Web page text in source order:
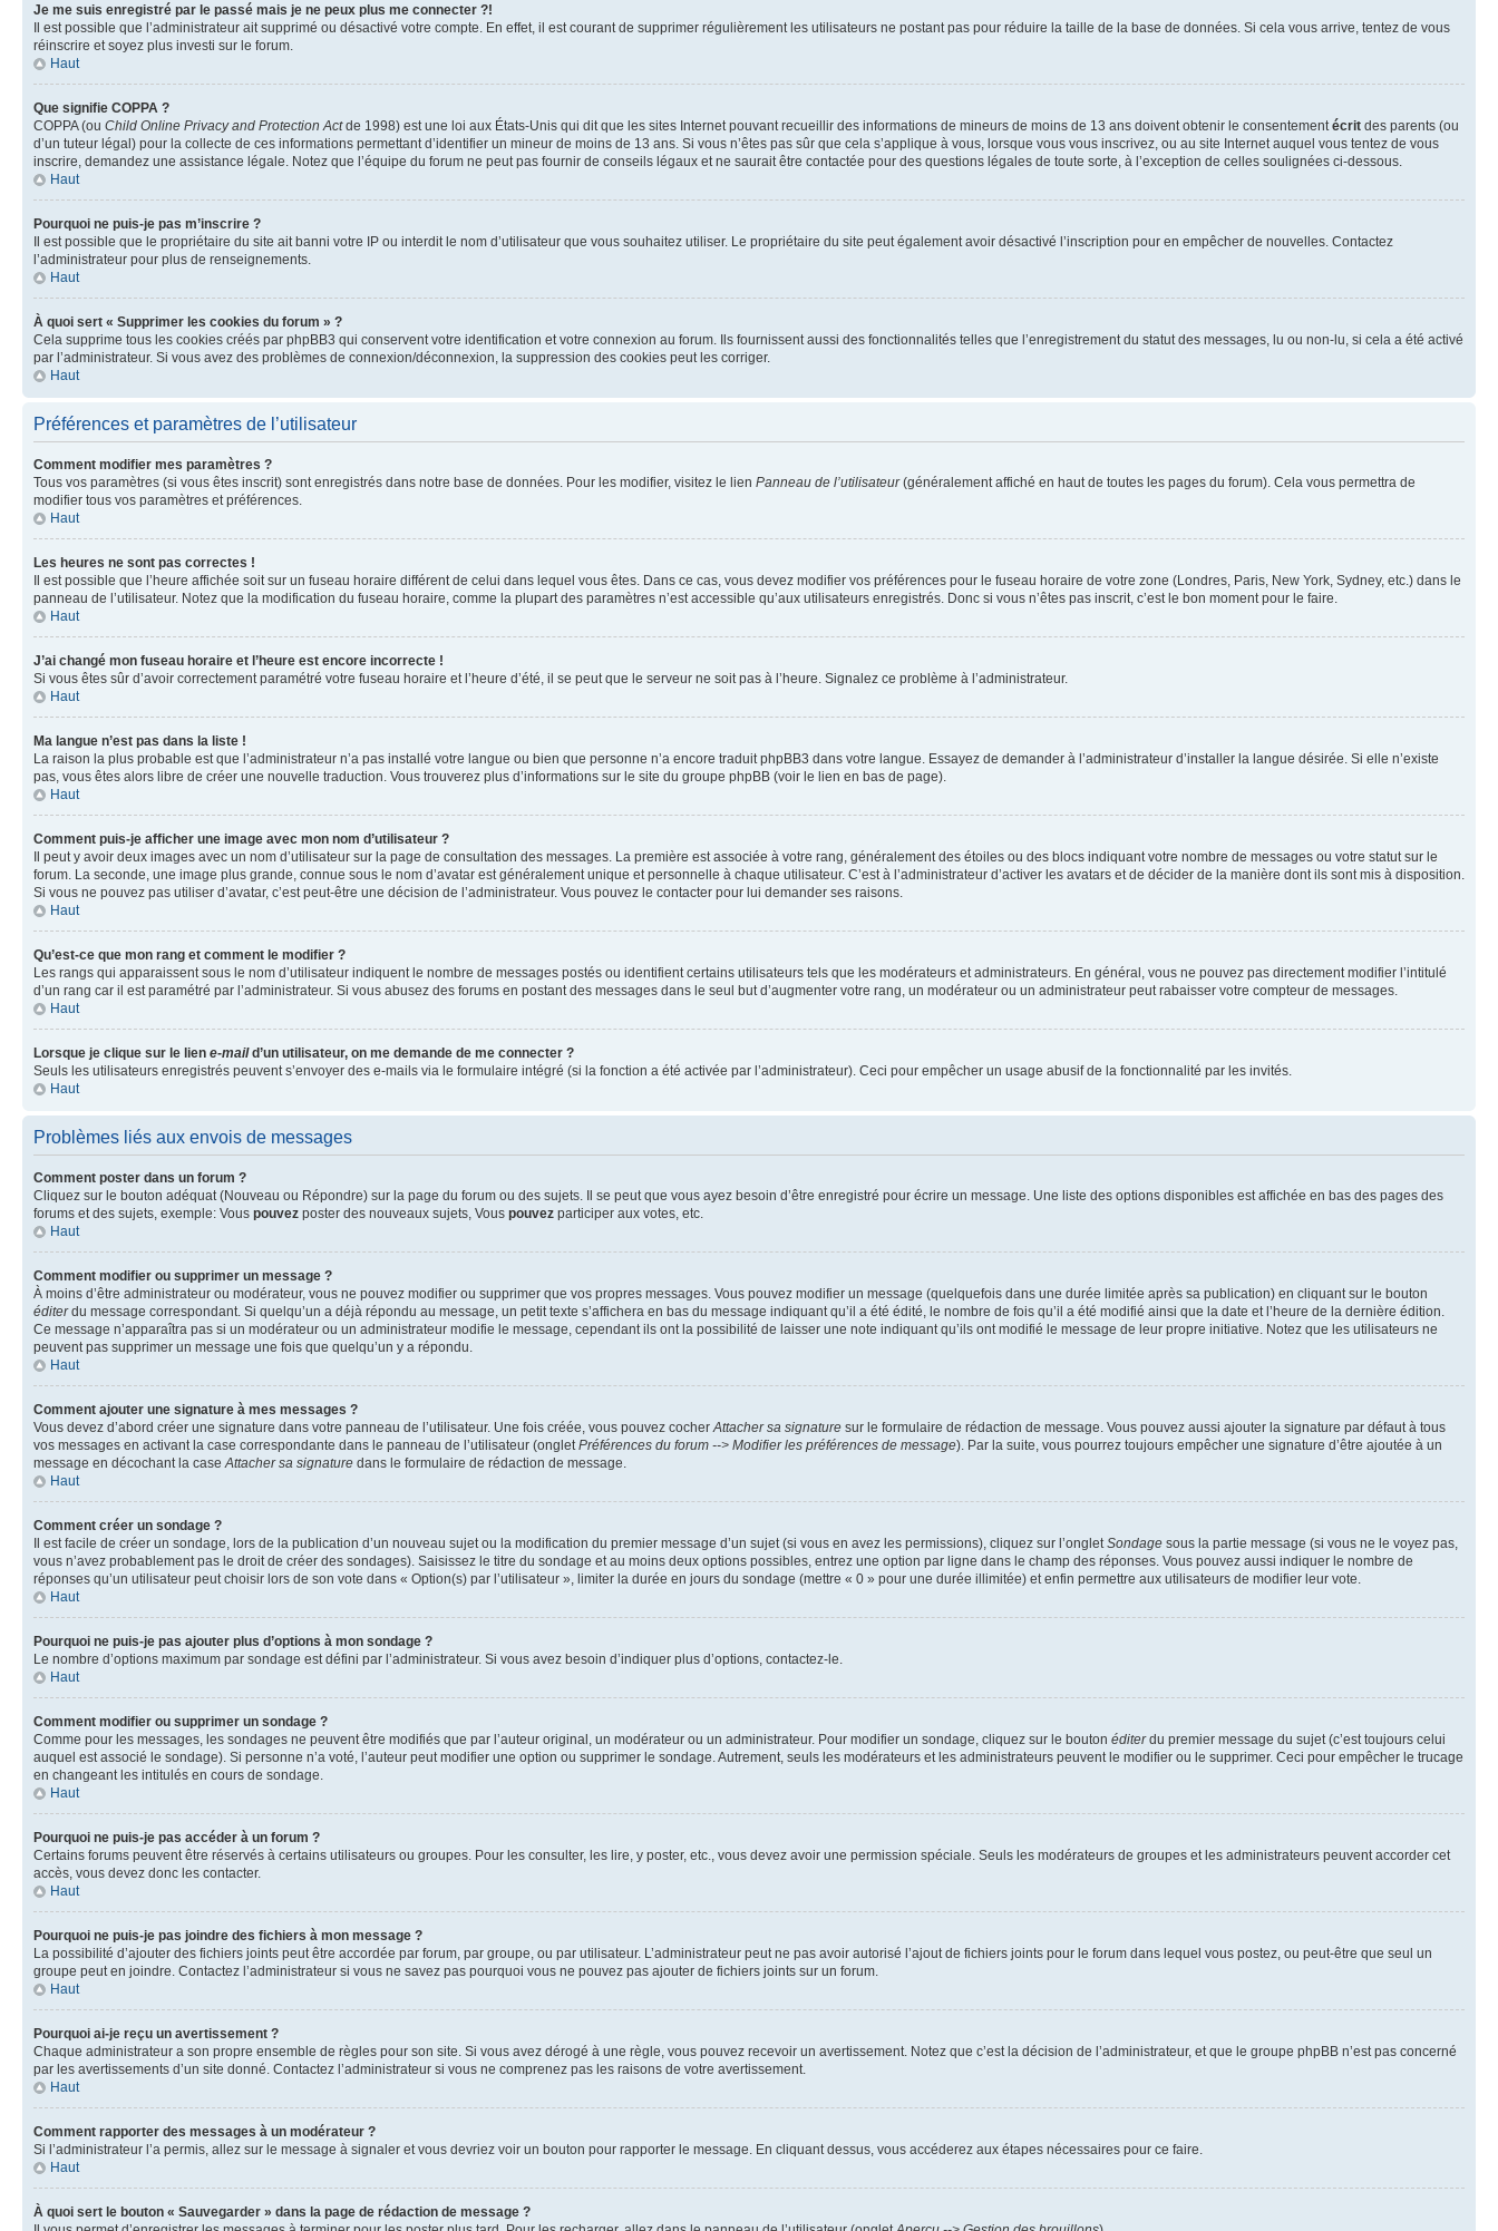
Je me suis enregistré par le passé mais je ne peux plus me connecter ?!
Il est possible que l’administrateur ait supprimé ou désactivé votre compte. En effet, il est courant de supprimer régulièrement les utilisateurs ne postant pas pour réduire la taille de la base de données. Si cela vous arrive, tentez de vous
réinscrire et soyez plus investi sur le forum.
Haut
Que signifie COPPA ?
COPPA (ou Child Online Privacy and Protection Actde 1998) est une loi aux États-Unis qui dit que les sites Internet pouvant recueillir des informations de mineurs de moins de 13 ans doivent obtenir le consentement écrit des parents (ou
d’un tuteur légal) pour la collecte de ces informations permettant d’identifier un mineur de moins de 13 ans. Si vous n’êtes pas sûr que cela s’applique à vous, lorsque vous vous inscrivez, ou au site Internet auquel vous tentez de vous
inscrire, demandez une assistance légale. Notez que l’équipe du forum ne peut pas fournir de conseils légaux et ne saurait être contactée pour des questions légales de toute sorte, à l’exception de celles soulignées ci-dessous.
Haut
Pourquoi ne puis-je pas m’inscrire ?
Il est possible que le propriétaire du site ait banni votre IP ou interdit le nom d’utilisateur que vous souhaitez utiliser. Le propriétaire du site peut également avoir désactivé l’inscription pour en empêcher de nouvelles. Contactez
l’administrateur pour plus de renseignements.
Haut
À quoi sert « Supprimer les cookies du forum » ?
Cela supprime tous les cookies créés par phpBB3 qui conservent votre identification et votre connexion au forum. Ils fournissent aussi des fonctionnalités telles que l’enregistrement du statut des messages, lu ou non-lu, si cela a été activé
par l’administrateur. Si vous avez des problèmes de connexion/déconnexion, la suppression des cookies peut les corriger.
Haut
Préférences et paramètres de l’utilisateur
Comment modifier mes paramètres ?
Tous vos paramètres (si vous êtes inscrit) sont enregistrés dans notre base de données. Pour les modifier, visitez le lien Panneau de l’utilisateur(généralement affiché en haut de toutes les pages du forum). Cela vous permettra de
modifier tous vos paramètres et préférences.
Haut
Les heures ne sont pas correctes !
Il est possible que l’heure affichée soit sur un fuseau horaire différent de celui dans lequel vous êtes. Dans ce cas, vous devez modifier vos préférences pour le fuseau horaire de votre zone (Londres, Paris, New York, Sydney, etc.) dans le
panneau de l’utilisateur. Notez que la modification du fuseau horaire, comme la plupart des paramètres n’est accessible qu’aux utilisateurs enregistrés. Donc si vous n’êtes pas inscrit, c’est le bon moment pour le faire.
Haut
J’ai changé mon fuseau horaire et l’heure est encore incorrecte !
Si vous êtes sûr d’avoir correctement paramétré votre fuseau horaire et l’heure d’été, il se peut que le serveur ne soit pas à l’heure. Signalez ce problème à l’administrateur.
Haut
Ma langue n’est pas dans la liste !
La raison la plus probable est que l’administrateur n’a pas installé votre langue ou bien que personne n’a encore traduit phpBB3 dans votre langue. Essayez de demander à l’administrateur d’installer la langue désirée. Si elle n’existe
pas, vous êtes alors libre de créer une nouvelle traduction. Vous trouverez plus d’informations sur le site du groupe phpBB (voir le lien en bas de page).
Haut
Comment puis-je afficher une image avec mon nom d’utilisateur ?
Il peut y avoir deux images avec un nom d’utilisateur sur la page de consultation des messages. La première est associée à votre rang, généralement des étoiles ou des blocs indiquant votre nombre de messages ou votre statut sur le
forum. La seconde, une image plus grande, connue sous le nom d’avatar est généralement unique et personnelle à chaque utilisateur. C’est à l’administrateur d’activer les avatars et de décider de la manière dont ils sont mis à disposition.
Si vous ne pouvez pas utiliser d’avatar, c’est peut-être une décision de l’administrateur. Vous pouvez le contacter pour lui demander ses raisons.
Haut
Qu’est-ce que mon rang et comment le modifier ?
Les rangs qui apparaissent sous le nom d’utilisateur indiquent le nombre de messages postés ou identifient certains utilisateurs tels que les modérateurs et administrateurs. En général, vous ne pouvez pas directement modifier l’intitulé
d’un rang car il est paramétré par l’administrateur. Si vous abusez des forums en postant des messages dans le seul but d’augmenter votre rang, un modérateur ou un administrateur peut rabaisser votre compteur de messages.
Haut
Lorsque je clique sur le lien e-maild’un utilisateur, on me demande de me connecter ?
Seuls les utilisateurs enregistrés peuvent s’envoyer des e-mails via le formulaire intégré (si la fonction a été activée par l’administrateur). Ceci pour empêcher un usage abusif de la fonctionnalité par les invités.
Haut
Problèmes liés aux envois de messages
Comment poster dans un forum ?
Cliquez sur le bouton adéquat (Nouveau ou Répondre) sur la page du forum ou des sujets. Il se peut que vous ayez besoin d’être enregistré pour écrire un message. Une liste des options disponibles est affichée en bas des pages des
forums et des sujets, exemple: Vous pouvez poster des nouveaux sujets, Vous pouvez participer aux votes, etc.
Haut
Comment modifier ou supprimer un message ?
À moins d’être administrateur ou modérateur, vous ne pouvez modifier ou supprimer que vos propres messages. Vous pouvez modifier un message (quelquefois dans une durée limitée après sa publication) en cliquant sur le bouton
éditerdu message correspondant. Si quelqu’un a déjà répondu au message, un petit texte s’affichera en bas du message indiquant qu’il a été édité, le nombre de fois qu’il a été modifié ainsi que la date et l’heure de la dernière édition.
Ce message n’apparaîtra pas si un modérateur ou un administrateur modifie le message, cependant ils ont la possibilité de laisser une note indiquant qu’ils ont modifié le message de leur propre initiative. Notez que les utilisateurs ne
peuvent pas supprimer un message une fois que quelqu’un y a répondu.
Haut
Comment ajouter une signature à mes messages ?
Vous devez d’abord créer une signature dans votre panneau de l’utilisateur. Une fois créée, vous pouvez cocher Attacher sa signature sur le formulaire de rédaction de message. Vous pouvez aussi ajouter la signature par défaut à tous
vos messages en activant la case correspondante dans le panneau de l’utilisateur (onglet Préférences du forum --> Modifier les préférences de message). Par la suite, vous pourrez toujours empêcher une signature d’être ajoutée à un
message en décochant la case Attacher sa signature dans le formulaire de rédaction de message.
Haut
Comment créer un sondage ?
Il est facile de créer un sondage, lors de la publication d’un nouveau sujet ou la modification du premier message d’un sujet (si vous en avez les permissions), cliquez sur l’onglet Sondage sous la partie message (si vous ne le voyez pas,
vous n’avez probablement pas le droit de créer des sondages). Saisissez le titre du sondage et au moins deux options possibles, entrez une option par ligne dans le champ des réponses. Vous pouvez aussi indiquer le nombre de
réponses qu’un utilisateur peut choisir lors de son vote dans « Option(s) par l’utilisateur », limiter la durée en jours du sondage (mettre « 0 » pour une durée illimitée) et enfin permettre aux utilisateurs de modifier leur vote.
Haut
Pourquoi ne puis-je pas ajouter plus d’options à mon sondage ?
Le nombre d’options maximum par sondage est défini par l’administrateur. Si vous avez besoin d’indiquer plus d’options, contactez-le.
Haut
Comment modifier ou supprimer un sondage ?
Comme pour les messages, les sondages ne peuvent être modifiés que par l’auteur original, un modérateur ou un administrateur. Pour modifier un sondage, cliquez sur le bouton éditerdu premier message du sujet (c’est toujours celui
auquel est associé le sondage). Si personne n’a voté, l’auteur peut modifier une option ou supprimer le sondage. Autrement, seuls les modérateurs et les administrateurs peuvent le modifier ou le supprimer. Ceci pour empêcher le trucage
en changeant les intitulés en cours de sondage.
Haut
Pourquoi ne puis-je pas accéder à un forum ?
Certains forums peuvent être réservés à certains utilisateurs ou groupes. Pour les consulter, les lire, y poster, etc., vous devez avoir une permission spéciale. Seuls les modérateurs de groupes et les administrateurs peuvent accorder cet
accès, vous devez donc les contacter.
Haut
Pourquoi ne puis-je pas joindre des fichiers à mon message ?
La possibilité d’ajouter des fichiers joints peut être accordée par forum, par groupe, ou par utilisateur. L’administrateur peut ne pas avoir autorisé l’ajout de fichiers joints pour le forum dans lequel vous postez, ou peut-être que seul un
groupe peut en joindre. Contactez l’administrateur si vous ne savez pas pourquoi vous ne pouvez pas ajouter de fichiers joints sur un forum.
Haut
Pourquoi ai-je reçu un avertissement ?
Chaque administrateur a son propre ensemble de règles pour son site. Si vous avez dérogé à une règle, vous pouvez recevoir un avertissement. Notez que c’est la décision de l’administrateur, et que le groupe phpBB n’est pas concerné
par les avertissements d’un site donné. Contactez l’administrateur si vous ne comprenez pas les raisons de votre avertissement.
Haut
Comment rapporter des messages à un modérateur ?
Si l’administrateur l’a permis, allez sur le message à signaler et vous devriez voir un bouton pour rapporter le message. En cliquant dessus, vous accéderez aux étapes nécessaires pour ce faire.
Haut
À quoi sert le bouton « Sauvegarder » dans la page de rédaction de message ?